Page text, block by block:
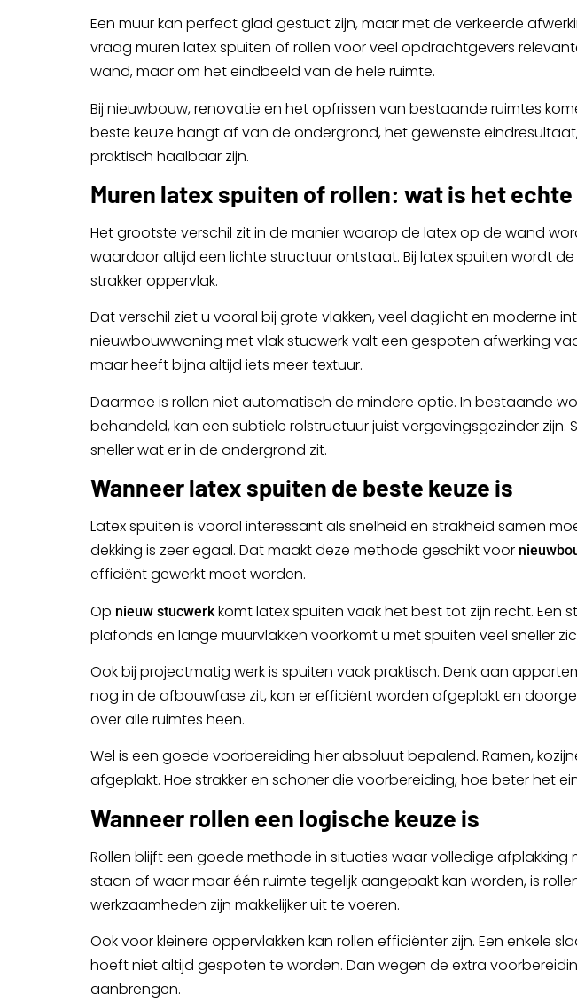
Een muur kan perfect glad gestuct zijn, maar met de verkeerde
vraag muren latex spuiten of rollen voor veel opdrachtgevers
wand, maar om het eindbeeld van de hele ruimte.
Bij nieuwbouw, renovatie en het opfrissen van bestaande ruimtes
beste keuze hangt af van de ondergrond, het gewenste
praktisch haalbaar zijn.
Muren latex spuiten of rollen: wat is het
Het grootste verschil zit in de manier waarop de latex op de wand
waardoor altijd een lichte structuur ontstaat. Bij latex spuiten wordt
strakker oppervlak.
Dat verschil ziet u vooral bij grote vlakken, veel daglicht en moderne
nieuwbouwwoning met vlak stucwerk valt een gespoten afwerking
maar heeft bijna altijd iets meer textuur.
Daarmee is rollen niet automatisch de mindere optie. In bestaande
behandeld, kan een subtiele rolstructuur juist vergevingsgezinder
sneller wat er in de ondergrond zit.
Wanneer latex spuiten de beste keuze is
Latex spuiten is vooral interessant als snelheid en strakheid samen
dekking is zeer egaal. Dat maakt deze methode geschikt voor
efficiënt gewerkt moet worden.
Op nieuw stucwerkkomt latex spuiten vaak het best tot zijn recht. Een
plafonds en lange muurvlakken voorkomt u met spuiten veel sneller
Ook bij projectmatig werk is spuiten vaak praktisch. Denk aan
nog in de afbouwfase zit, kan er efficiënt worden afgeplakt en
over alle ruimtes heen.
Wel is een goede voorbereiding hier absoluut bepalend. Ramen,
afgeplakt. Hoe strakker en schoner die voorbereiding, hoe beter het
Wanneer rollen een logische keuze is
Rollen blijft een goede methode in situaties waar volledige
staan of waar maar één ruimte tegelijk aangepakt kan worden, is
werkzaamheden zijn makkelijker uit te voeren.
Ook voor kleinere oppervlakken kan rollen efficiënter zijn. Een enkele
hoeft niet altijd gespoten te worden. Dan wegen de extra
aanbrengen.